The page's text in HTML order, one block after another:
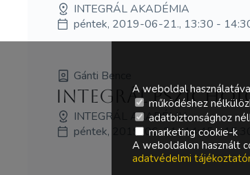
INTEGRÁL AKADÉMIA
péntek, 2019-06-21., 13:30 -
Gánti Bence
Integrál
INTEGRÁL AKADÉMIA
péntek, 2019-06-21., 14:45 - 15:30
A weboldal
működéshez
adatbiztonsághoz
marketing cookie-k
A weboldalon használt
adatvédelmi